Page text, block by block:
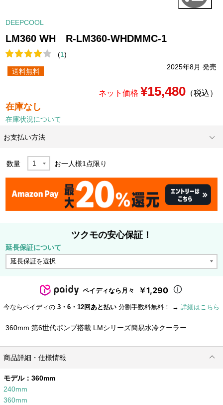
DEEPCOOL
LM360 WH R-LM360-WHDMMC-1
(1)
2025年8月 発売
送料無料
ネット価格 ¥15,480（税込）
在庫なし
在庫状況について
お支払い方法
数量 お一人様1 点限り
ツクモの安心保証！
延長保証について
ペイディなら月々 ￥1,290
今ならペイディの 3・6・12回あと払い 分割手数料無料！ → 詳細はこちら
360mm 第6世代ポンプ搭載 LMシリーズ簡易水冷クーラー
商品詳細・仕様情報
モデル：360mm
240mm
360mm